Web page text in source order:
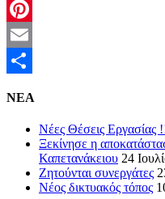
LinkedIn
Pinterest
Email
NEA
Νέες Θέσεις Εργασίας
Ξεκίνησε η
Καπετανάκειου 24
Ζητούνται συνεργάτες
Νέος δικτυακός τόπος